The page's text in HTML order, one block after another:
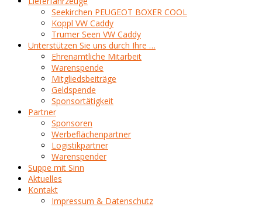
Seekirchen PEUGEOT BOXER COOL
Koppl VW Caddy
Trumer Seen VW Caddy
Unterstützen Sie uns durch Ihre …
Ehrenamtliche Mitarbeit
Warenspende
Mitgliedsbeiträge
Geldspende
Sponsortätigkeit
Partner
Sponsoren
Werbeflächenpartner
Logistikpartner
Warenspender
Suppe mit Sinn
Aktuelles
Kontakt
Impressum & Datenschutz